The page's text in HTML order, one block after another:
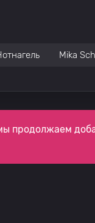
Mika
продолжаем